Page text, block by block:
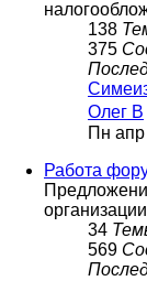
138
375
Олег В
Пн
Работа
34
569